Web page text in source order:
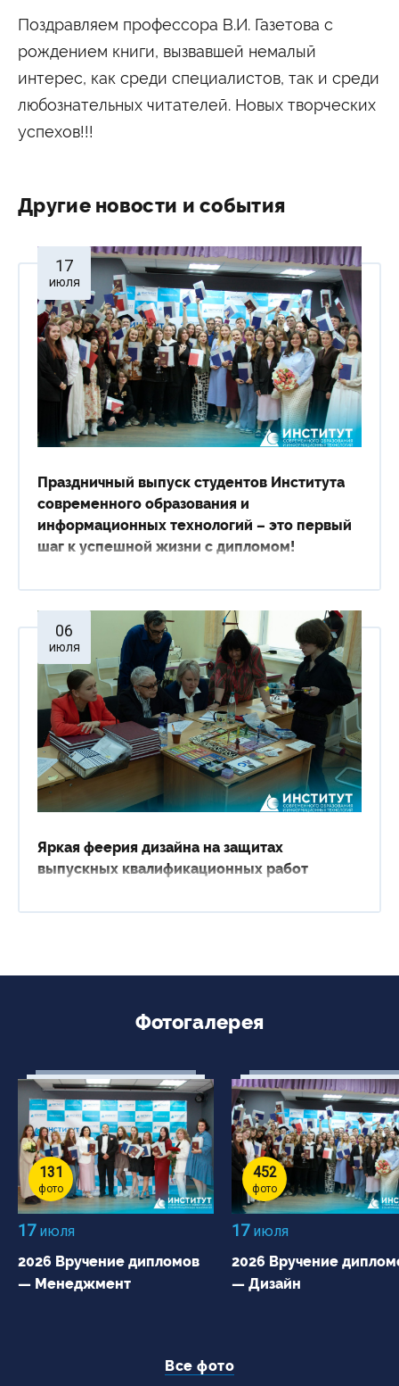
Поздравляем профессора В.И. Газетова с
рождением книги, вызвавшей немалый
интерес, как среди специалистов, так и среди
любознательных читателей. Новых творческих
успехов!!!
Другие новости и события
17
июля
Праздничный выпуск студентов Института
современного образования и
информационных технологий – это первый
шаг к успешной жизни с дипломом!
06
июля
Яркая феерия дизайна на защитах
выпускных квалификационных работ
Фотогалерея
131
фото
17июля
2026 Вручение дипломов
— Менеджмент
452
фото
17июля
2026 Вручение
— Дизайн
Все фото